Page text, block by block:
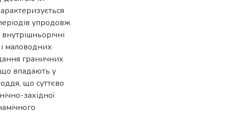
упродовж
маловодних
граничних
що впадають у
що суттєво
західної